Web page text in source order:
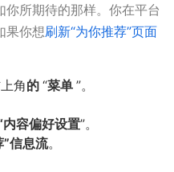
所期待的那样。你在平台
果你想刷新“为你推荐”页面
角的 “菜单 ”。
内容偏好设置”。
”信息流。